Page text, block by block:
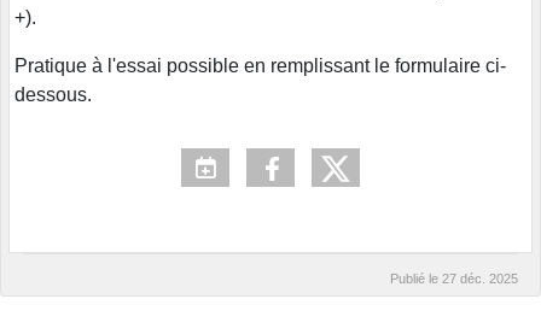
+).
Pratique à l'essai possible en remplissant le formulaire ci-
dessous.
Publié le 27 déc. 2025